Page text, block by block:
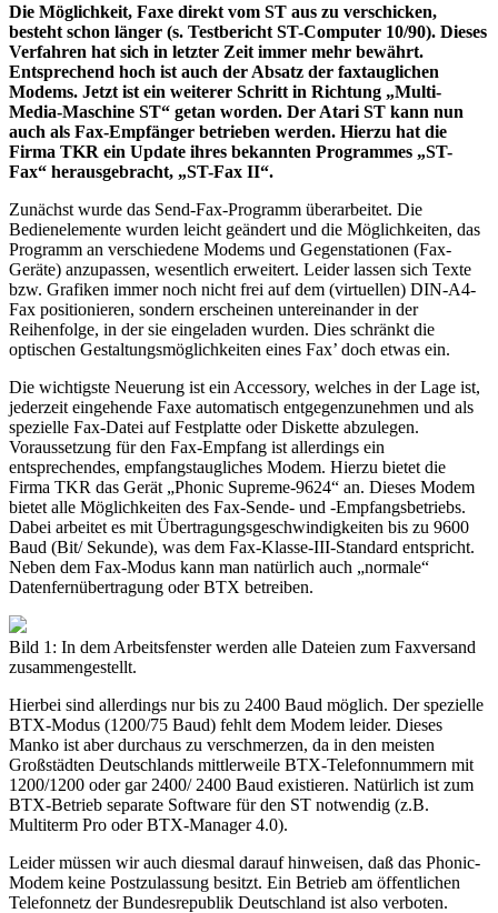
Die Möglichkeit, Faxe direkt vom ST aus zu verschicken,
besteht schon länger (s. Testbericht ST-Computer 10/90). Dieses
Verfahren hat sich in letzter Zeit immer mehr bewährt.
Entsprechend hoch ist auch der Absatz der faxtauglichen
Modems. Jetzt ist ein weiterer Schritt in Richtung „Multi-
Media-Maschine ST“ getan worden. Der Atari ST kann nun
auch als Fax-Empfänger betrieben werden. Hierzu hat die
Firma TKR ein Update ihres bekannten Programmes „ST-
Fax“ herausgebracht, „ST-Fax II“.
Zunächst wurde das Send-Fax-Programm überarbeitet. Die
Bedienelemente wurden leicht geändert und die Möglichkeiten, das
Programm an verschiedene Modems und Gegenstationen (Fax-
Geräte) anzupassen, wesentlich erweitert. Leider lassen sich Texte
bzw. Grafiken immer noch nicht frei auf dem (virtuellen) DIN-A4-
Fax positionieren, sondern erscheinen untereinander in der
Reihenfolge, in der sie eingeladen wurden. Dies schränkt die
optischen Gestaltungsmöglichkeiten eines Fax’ doch etwas ein.
Die wichtigste Neuerung ist ein Accessory, welches in der Lage ist,
jederzeit eingehende Faxe automatisch entgegenzunehmen und als
spezielle Fax-Datei auf Festplatte oder Diskette abzulegen.
Voraussetzung für den Fax-Empfang ist allerdings ein
entsprechendes, empfangstaugliches Modem. Hierzu bietet die
Firma TKR das Gerät „Phonic Supreme-9624“ an. Dieses Modem
bietet alle Möglichkeiten des Fax-Sende- und -Empfangsbetriebs.
Dabei arbeitet es mit Übertragungsgeschwindigkeiten bis zu 9600
Baud (Bit/ Sekunde), was dem Fax-Klasse-III-Standard entspricht.
Neben dem Fax-Modus kann man natürlich auch „normale“
Datenfernübertragung oder BTX betreiben.
Bild 1: In dem Arbeitsfenster werden alle Dateien zum Faxversand
zusammengestellt.
Hierbei sind allerdings nur bis zu 2400 Baud möglich. Der spezielle
BTX-Modus (1200/75 Baud) fehlt dem Modem leider. Dieses
Manko ist aber durchaus zu verschmerzen, da in den meisten
Großstädten Deutschlands mittlerweile BTX-Telefonnummern mit
1200/1200 oder gar 2400/ 2400 Baud existieren. Natürlich ist zum
BTX-Betrieb separate Software für den ST notwendig (z.B.
Multiterm Pro oder BTX-Manager 4.0).
Leider müssen wir auch diesmal darauf hinweisen, daß das Phonic-
Modem keine Postzulassung besitzt. Ein Betrieb am öffentlichen
Telefonnetz der Bundesrepublik Deutschland ist also verboten.